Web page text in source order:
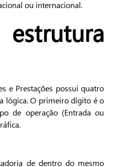
ou internacional.
e Prestações possui quatro
lógica. O primeiro dígito é o
de operação (Entrada ou
de dentro do mesmo